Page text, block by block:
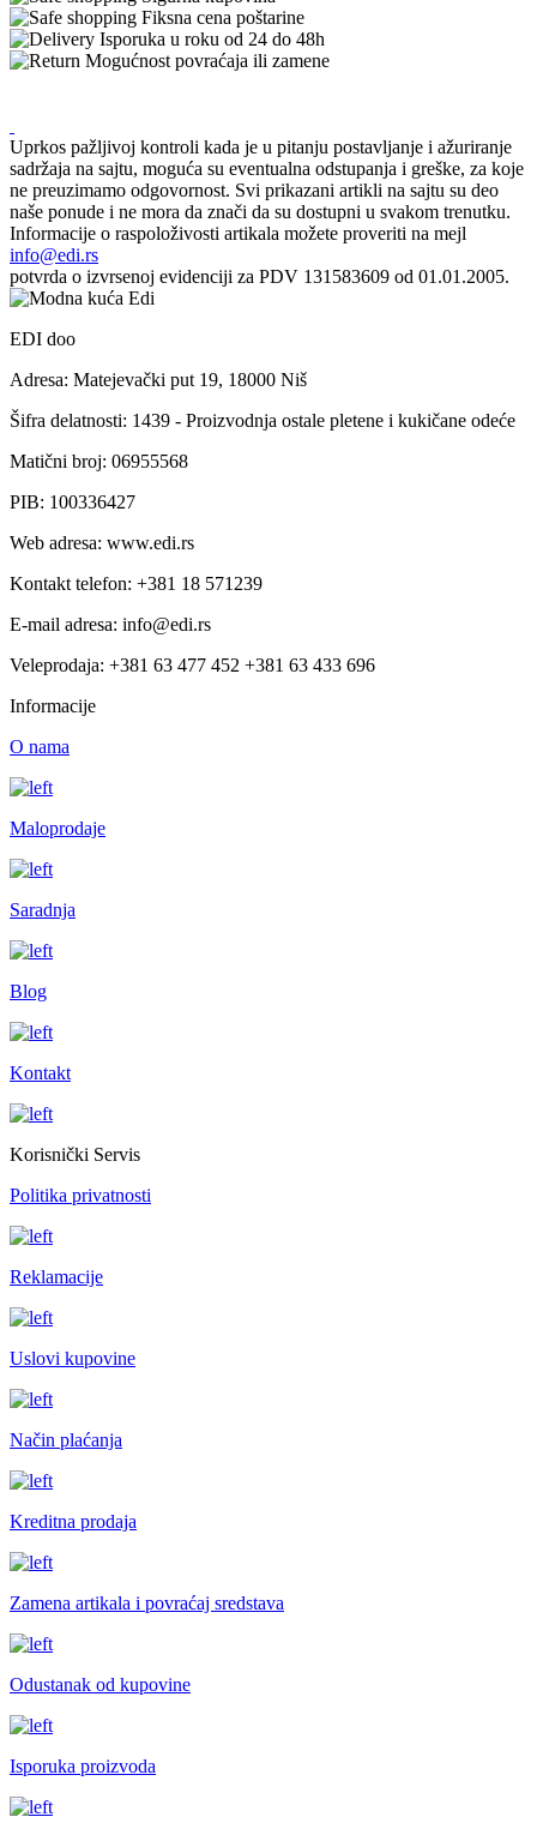
Fiksna cena poštarine
Isporuka u roku od 24 do 48h
Mogućnost povraćaja ili zamene
Uprkos pažljivoj kontroli kada je u pitanju postavljanje i ažuriranje
sadržaja na sajtu, moguća su eventualna odstupanja i greške, za koje
ne preuzimamo odgovornost. Svi prikazani artikli na sajtu su deo
naše ponude i ne mora da znači da su dostupni u svakom trenutku.
Informacije o raspoloživosti artikala možete proveriti na mejl
info@edi.rs
potvrda o izvrsenoj evidenciji za PDV 131583609 od 01.01.2005.
EDI doo
Adresa: Matejevački put 19, 18000 Niš
Šifra delatnosti: 1439 - Proizvodnja ostale pletene i kukičane odeće
Matični broj: 06955568
PIB: 100336427
Web adresa: www.edi.rs
Kontakt telefon: +381 18 571239
E-mail adresa: info@edi.rs
Veleprodaja: +381 63 477 452 +381 63 433 696
Informacije
O nama
Maloprodaje
Saradnja
Blog
Kontakt
Korisnički Servis
Politika privatnosti
Reklamacije
Uslovi kupovine
Način plaćanja
Kreditna prodaja
Zamena artikala i povraćaj sredstava
Odustanak od kupovine
Isporuka proizvoda